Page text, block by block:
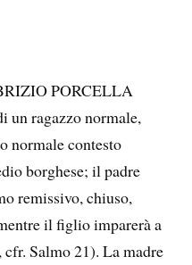
PORCELLA
un ragazzo normale,
normale contesto
borghese; il padre
remissivo, chiuso,
il figlio imparerà a
Salmo 21). La madre